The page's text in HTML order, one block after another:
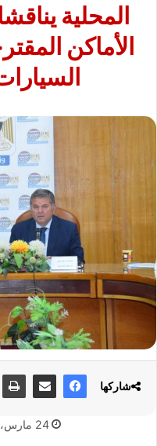
الأماكن
24 مارس، 2021
شاركها